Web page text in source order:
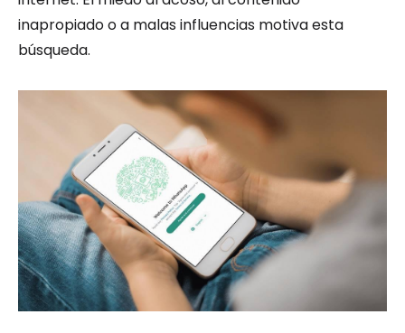
inapropiado o a malas influencias motiva esta
búsqueda.